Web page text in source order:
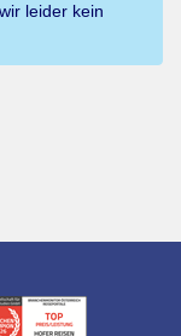
leider kein